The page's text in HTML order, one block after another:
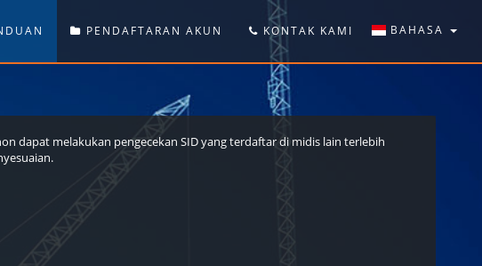
PENDAFTARAN AKUN KONTAK KAMI BAHASA
dapat melakukan pengecekan SID yang terdaftar di midis lain terlebih